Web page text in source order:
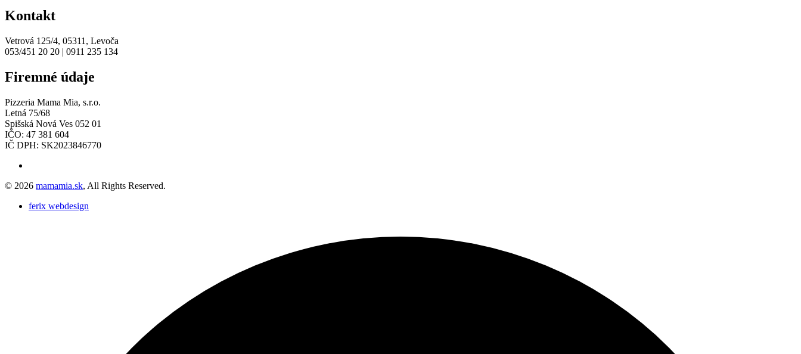
Kontakt
Vetrová 125/4, 05311, Levoča
053/451 20 20 | 0911 235 134
Firemné údaje
Pizzeria Mama Mia, s.r.o.
Letná 75/68
Spišská Nová Ves 052 01
IČO: 47 381 604
IČ DPH: SK2023846770
© 2026 mamamia.sk, All Rights Reserved.
ferix webdesign